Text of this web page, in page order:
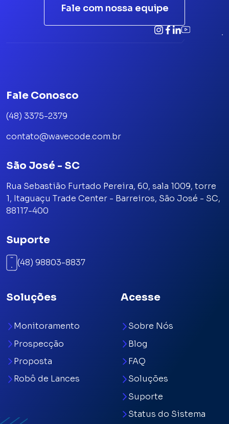
Fale com nossa equipe
Fale Conosco
(48) 3375-2379
contato@wavecode.com.br
São José - SC
Rua Sebastião Furtado Pereira, 60, sala 1009, torre
1, Itaguaçu Trade Center - Barreiros, São José - SC,
88117-400
Suporte
(48) 98803-8837
Soluções
Monitoramento
Prospecção
Proposta
Robô de Lances
Acesse
Sobre Nós
Blog
FAQ
Soluções
Suporte
Status do Sistema